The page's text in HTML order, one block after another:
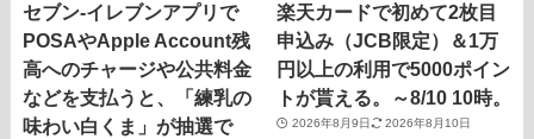
セブン-イレブンアプリで
POSAやApple Account残
高へのチャージや公共料金
などを支払うと、「練乳の
味わい白くま」が抽選で
楽天カードで初めて2枚目
申込み（JCB限定）＆1万
円以上の利用で5000ポイン
トが貰える。～8/10 10時。
2026年8月9日
2026年8月10日